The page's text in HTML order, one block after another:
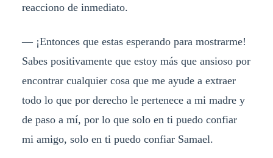
reacciono de inmediato.
— ¡Entonces que estas esperando para mostrarme!
Sabes positivamente que estoy más que ansioso por
encontrar cualquier cosa que me ayude a extraer
todo lo que por derecho le pertenece a mi madre y
de paso a mí, por lo que solo en ti puedo confiar
mi amigo, solo en ti puedo confiar Samael.